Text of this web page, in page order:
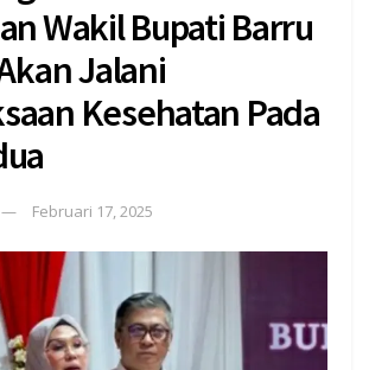
Wakil Bupati Barru
Jalani
Kesehatan Pada
Februari 17, 2025